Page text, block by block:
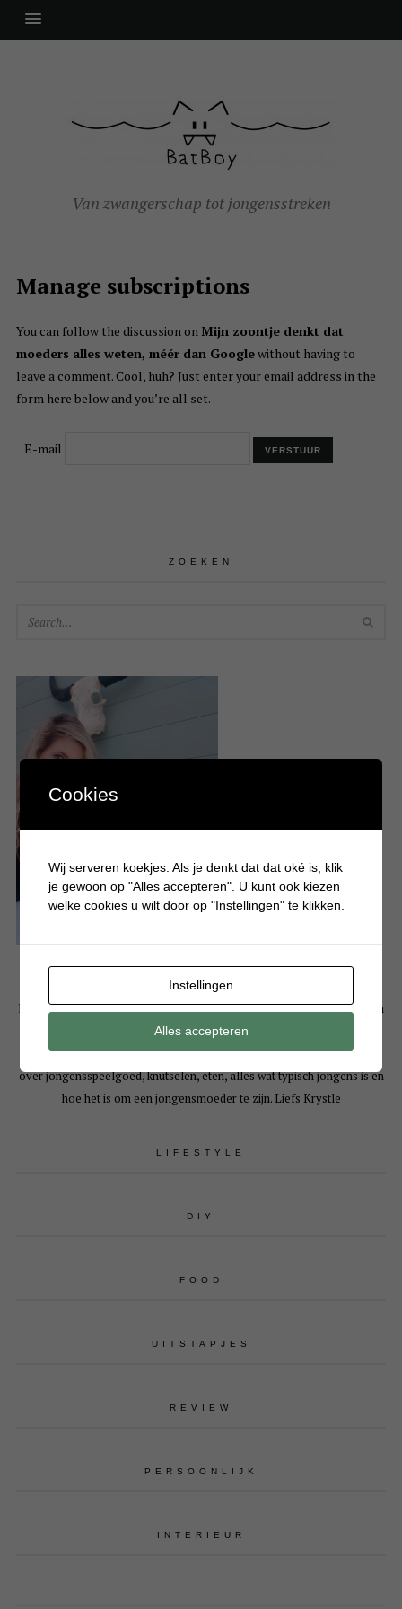
Van zwangerschap tot jongensstreken
Manage subscriptions
You can follow the discussion on Mijn zoontje denkt dat
moeders alles weten, méér dan Googlewithout having to
leave a comment. Cool, huh? Just enter your email address in the
form here below and you’re all set.
E-mail
ZOEKEN
Hallo! Leuk dat je een kijkje komt nemen op mijn persoonlijke blog. Mijn
naam is Krystle en ben moeder van 3 drukke en eigenwijze jongens. Op
Batboy deel ik bijna dagelijks artikelen over gezellige dagjes uit, tips
over jongensspeelgoed, knutselen, eten, alles wat typisch jongens is en
hoe het is om een jongensmoeder te zijn. Liefs Krystle
LIFESTYLE
DIY
FOOD
UITSTAPJES
REVIEW
PERSOONLIJK
INTERIEUR
Cookies
Wij serveren koekjes. Als je denkt dat dat oké is, klik
je gewoon op "Alles accepteren". U kunt ook kiezen
welke cookies u wilt door op "Instellingen" te klikken.
Instellingen
Alles accepteren